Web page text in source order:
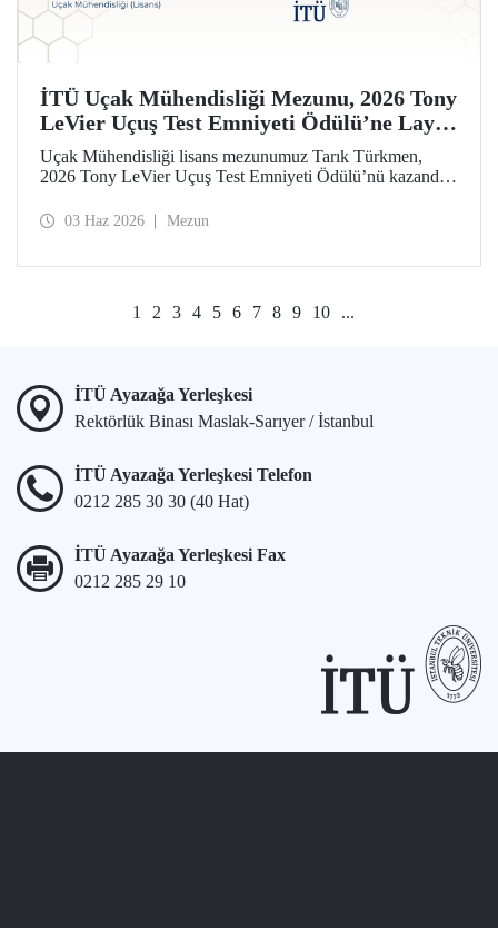
İTÜ Uçak Mühendisliği Mezunu, 2026 Tony
LeVier Uçuş Test Emniyeti Ödülü’ne Layık
Görüldü
Uçak Mühendisliği lisans mezunumuz Tarık Türkmen,
2026 Tony LeVier Uçuş Test Emniyeti Ödülü’nü kazandı.
emniyetine ve literatürüne sağladığı katkıyla bu prestijli
03 Haz 2026 Mezun
1 2 3 4 5 6 7 8 9 10 ...
İTÜ Ayazağa Yerleşkesi
Rektörlük Binası Maslak-Sarıyer / İstanbul
İTÜ Ayazağa Yerleşkesi Telefon
0212 285 30 30 (40 Hat)
İTÜ Ayazağa Yerleşkesi Fax
0212 285 29 10